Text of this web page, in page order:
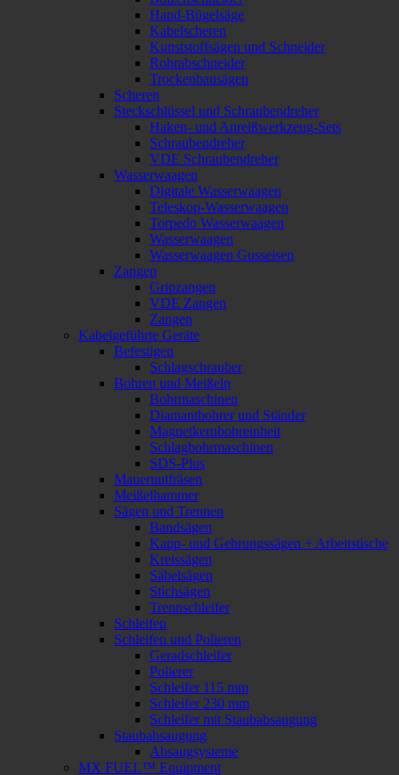
Hand-Bügelsäge
Kabelscheren
Kunststoffsägen und Schneider
Rohrabschneider
Trockenbausägen
Scheren
Steckschlüssel und Schraubendreher
Haken- und Anreißwerkzeug-Sets
Schraubendreher
VDE Schraubendreher
Wasserwaagen
Digitale Wasserwaagen
Teleskop-Wasserwaagen
Torpedo Wasserwaagen
Wasserwaagen
Wasserwaagen Gusseisen
Zangen
Gripzangen
VDE Zangen
Zangen
Kabelgeführte Geräte
Befestigen
Schlagschrauber
Bohren und Meißeln
Bohrmaschinen
Diamantbohrer und Ständer
Magnetkernbohreinheit
Schlagbohrmaschinen
SDS-Plus
Mauernutfräsen
Meißelhammer
Sägen und Trennen
Bandsägen
Kapp- und Gehrungssägen + Arbeitstische
Kreissägen
Säbelsägen
Stichsägen
Trennschleifer
Schleifen
Schleifen und Polieren
Geradschleifer
Polierer
Schleifer 115 mm
Schleifer 230 mm
Schleifer mit Staubabsaugung
Staubabsaugung
Absaugsysteme
MX FUEL™ Equipment